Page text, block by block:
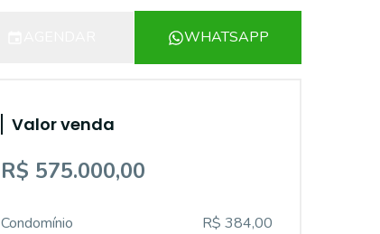
WHATSAPP
Valor venda
R$ 575.000,00
Condomínio R$ 384,00